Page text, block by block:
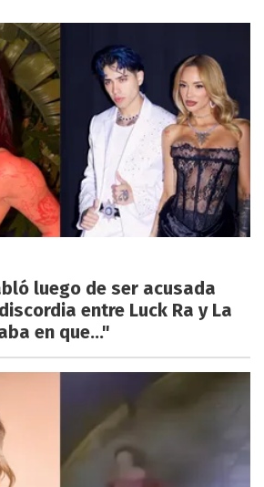
luego de ser acusada
entre Luck Ra y La
en que..."